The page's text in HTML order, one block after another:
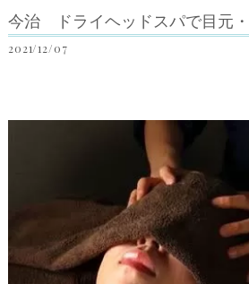
今治 ドライヘッドスパで目元
2021/12/07